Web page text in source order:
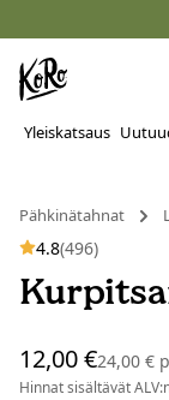
Yleiskatsaus
Pähkinätahnat
4.8(496)
12,00 €24,00 €
Hinnat sisältävät